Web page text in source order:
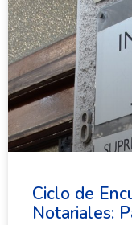
Ciclo de
Notariales: